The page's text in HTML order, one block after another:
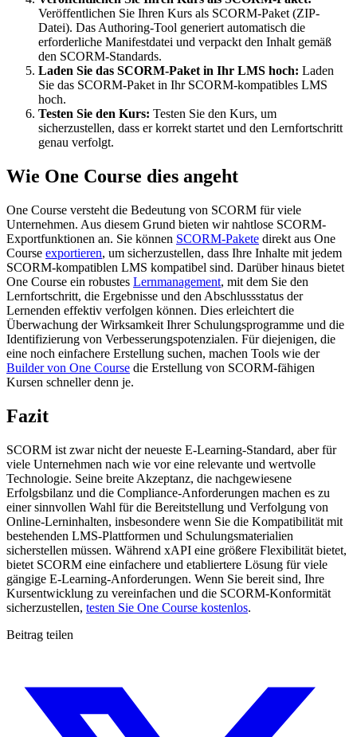
Veröffentlichen Sie Ihren Kurs als SCORM-Paket (ZIP-
Datei). Das Authoring-Tool generiert automatisch die
erforderliche Manifestdatei und verpackt den Inhalt gemäß
den SCORM-Standards.
Laden Sie das SCORM-Paket in Ihr LMS hoch: Laden
Sie das SCORM-Paket in Ihr SCORM-kompatibles LMS
hoch.
Testen Sie den Kurs: Testen Sie den Kurs, um
sicherzustellen, dass er korrekt startet und den Lernfortschritt
genau verfolgt.
Wie One Course dies angeht
One Course versteht die Bedeutung von SCORM für viele
Unternehmen. Aus diesem Grund bieten wir nahtlose SCORM-
Exportfunktionen an. Sie können SCORM-Pakete direkt aus One
Course exportieren, um sicherzustellen, dass Ihre Inhalte mit jedem
SCORM-kompatiblen LMS kompatibel sind. Darüber hinaus bietet
One Course ein robustes Lernmanagement, mit dem Sie den
Lernfortschritt, die Ergebnisse und den Abschlussstatus der
Lernenden effektiv verfolgen können. Dies erleichtert die
Überwachung der Wirksamkeit Ihrer Schulungsprogramme und die
Identifizierung von Verbesserungspotenzialen. Für diejenigen, die
eine noch einfachere Erstellung suchen, machen Tools wie der
Builder von One Course die Erstellung von SCORM-fähigen
Kursen schneller denn je.
Fazit
SCORM ist zwar nicht der neueste E-Learning-Standard, aber für
viele Unternehmen nach wie vor eine relevante und wertvolle
Technologie. Seine breite Akzeptanz, die nachgewiesene
Erfolgsbilanz und die Compliance-Anforderungen machen es zu
einer sinnvollen Wahl für die Bereitstellung und Verfolgung von
Online-Lerninhalten, insbesondere wenn Sie die Kompatibilität mit
bestehenden LMS-Plattformen und Schulungsmaterialien
sicherstellen müssen. Während xAPI eine größere Flexibilität bietet,
bietet SCORM eine einfachere und etabliertere Lösung für viele
gängige E-Learning-Anforderungen. Wenn Sie bereit sind, Ihre
Kursentwicklung zu vereinfachen und die SCORM-Konformität
sicherzustellen, testen Sie One Course kostenlos.
Beitrag teilen